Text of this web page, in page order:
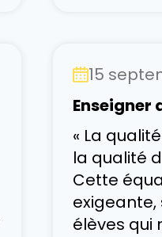
comme un
isolées,
dans des
et
15
Enseigner
« La
la qualité
Cette
élèves qui